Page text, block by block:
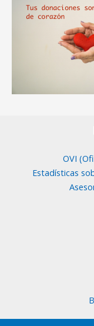
OVI
Estadísticas